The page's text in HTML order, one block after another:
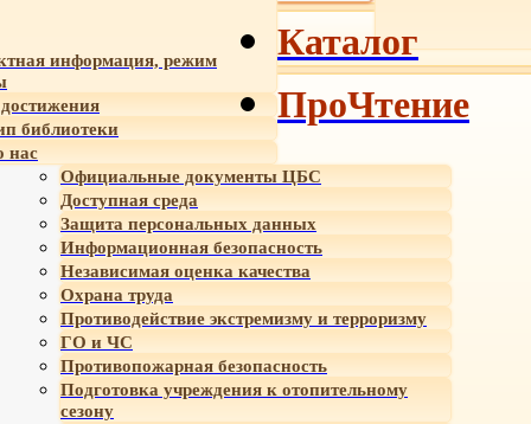
информация, режим
библиотеки
нас
Официальные документы ЦБС
Доступная среда
Защита персональных данных
Информационная безопасность
Независимая оценка качества
Охрана труда
Противодействие экстремизму и терроризму
ГО и ЧС
Противопожарная безопасность
Подготовка учреждения к отопительному
сезону
Каталог
ПроЧтение